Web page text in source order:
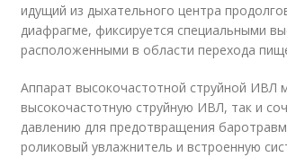
идущий из дыхательного центра
диафрагме, фиксируется специальными
расположенными в области перехода
Аппарат высокочастотной струйной ИВЛ
высокочастотную струйную ИВЛ, так и
давлению для предотвращения
роликовый увлажнитель и встроенную